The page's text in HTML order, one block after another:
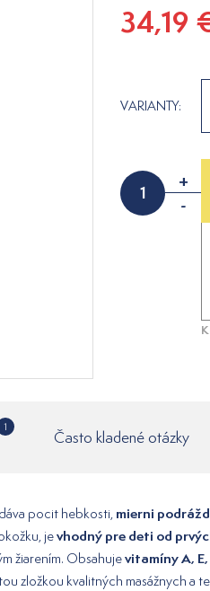
34,19
VARIANTY:
+
-
1
Často kladené otázky
pocit hebkosti, mierni
jevhodný pre deti od
žiarením. Obsahujevitamíny A, E,
zložkou kvalitných masážnych a